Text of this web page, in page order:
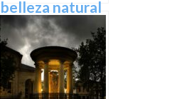
belleza natural
del Parque
Natural de
Aralar en tu
próxima